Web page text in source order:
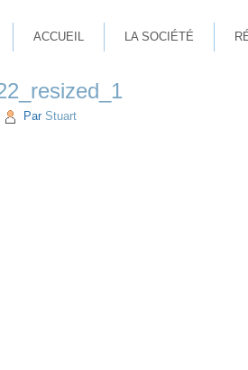
ACCUEIL LA SOCIÉTÉ
Par Stuart